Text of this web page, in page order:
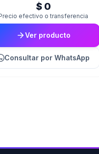
$ 0
efectivo o transferencia
Ver producto
Consultar por WhatsApp